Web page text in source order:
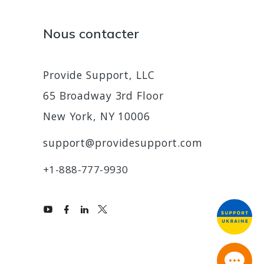
Nous contacter
Provide Support, LLC
65 Broadway 3rd Floor
New York, NY 10006
support@providesupport.com
+1-888-777-9930